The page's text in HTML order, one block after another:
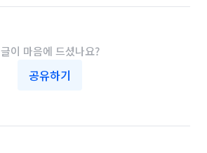
글이 마음에 드셨나요?
공유하기